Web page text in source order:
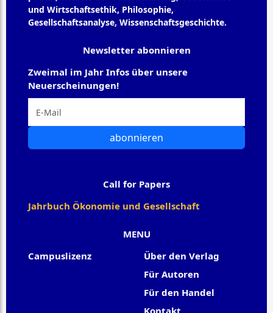
und Wirtschaftsethik, Philosophie,
Gesellschaftsanalyse, Wissenschaftsgeschichte.
MENU
Campuslizenz
Über den Verlag
Für Autoren
Für den Handel
Newsletter abonnieren
Zweimal im Jahr Infos über unsere
Neuerscheinungen!
abonnieren
Call for Papers
Jahrbuch Ökonomie und Gesellschaft